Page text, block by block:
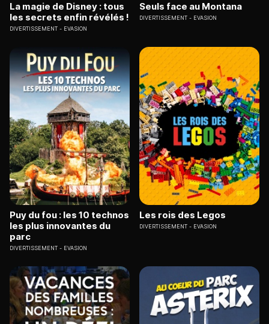
La magie de Disney : tous
les secrets enfin révélés !
DIVERTISSEMENT EVASION
Seuls face au Montana
DIVERTISSEMENT EVASION
Puy du fou : les 10 technos
les plus innovantes du
parc
DIVERTISSEMENT EVASION
Les rois des Legos
DIVERTISSEMENT EVASION